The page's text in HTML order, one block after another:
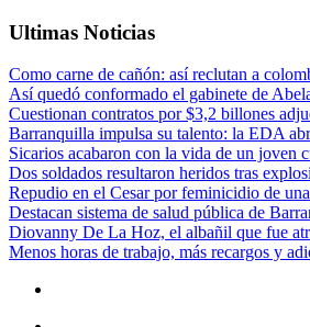
Ultimas Noticias
Como carne de cañón: así reclutan a
Así quedó conformado el gabinete de
Cuestionan contratos por $3,2 billones
Barranquilla impulsa su talento: la EDA
Sicarios acabaron con la vida de un joven
Dos soldados resultaron heridos tras
Repudio en el Cesar por feminicidio de
Destacan sistema de salud pública de
Diovanny De La Hoz, el albañil que fue
Menos horas de trabajo, más recargos y